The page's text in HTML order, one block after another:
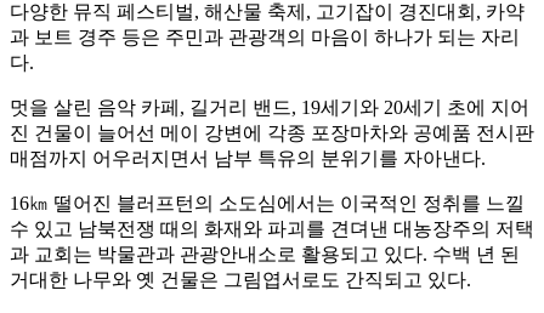
다양한 뮤직 페스티벌, 해산물 축제, 고기잡이 경진대회, 카약
과 보트 경주 등은 주민과 관광객의 마음이 하나가 되는 자리
다.
멋을 살린 음악 카페, 길거리 밴드, 19세기와 20세기 초에 지어
진 건물이 늘어선 메이 강변에 각종 포장마차와 공예품 전시판
매점까지 어우러지면서 남부 특유의 분위기를 자아낸다.
16㎞ 떨어진 블러프턴의 소도심에서는 이국적인 정취를 느낄
수 있고 남북전쟁 때의 화재와 파괴를 견뎌낸 대농장주의 저택
과 교회는 박물관과 관광안내소로 활용되고 있다. 수백 년 된
거대한 나무와 옛 건물은 그림엽서로도 간직되고 있다.